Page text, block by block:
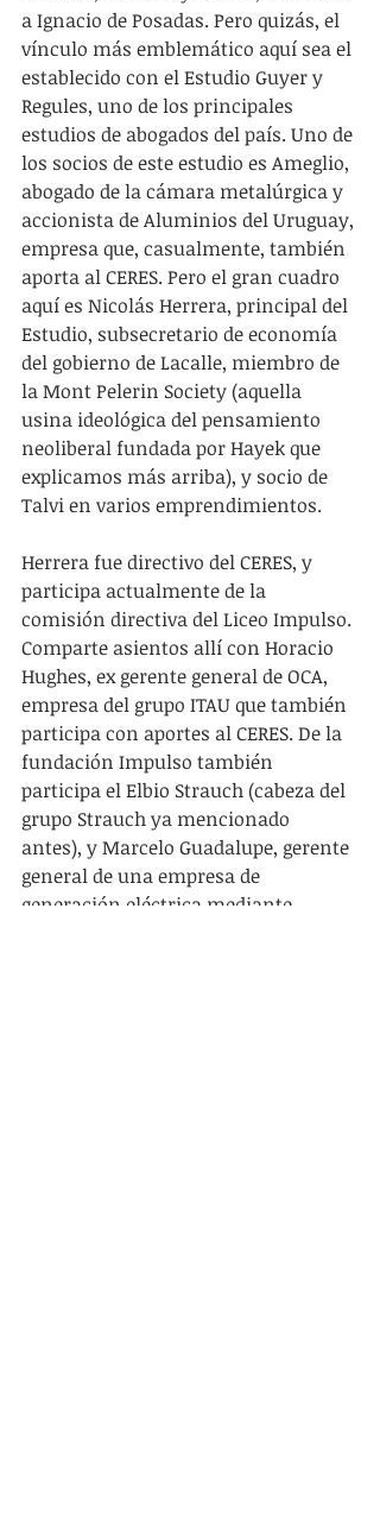
a Ignacio de Posadas. Pero quizás, el
vínculo más emblemático aquí sea el
establecido con el Estudio Guyer y
Regules, uno de los principales
estudios de abogados del país. Uno de
los socios de este estudio es Ameglio,
abogado de la cámara metalúrgica y
accionista de Aluminios del Uruguay,
empresa que, casualmente, también
aporta al CERES. Pero el gran cuadro
aquí es Nicolás Herrera, principal del
Estudio, subsecretario de economía
del gobierno de Lacalle, miembro de
la Mont Pelerin Society (aquella
usina ideológica del pensamiento
neoliberal fundada por Hayek que
explicamos más arriba), y socio de
Talvi en varios emprendimientos.
Herrera fue directivo del CERES, y
participa actualmente de la
comisión directiva del Liceo Impulso.
Comparte asientos allí con Horacio
Hughes, ex gerente general de OCA,
empresa del grupo ITAU que también
participa con aportes al CERES. De la
fundación Impulso también
participa el Elbio Strauch (cabeza del
grupo Strauch ya mencionado
antes), y Marcelo Guadalupe, gerente
general de una empresa de
generación eléctrica mediante